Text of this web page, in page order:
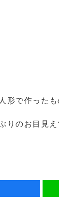
形で作った
りのお目見